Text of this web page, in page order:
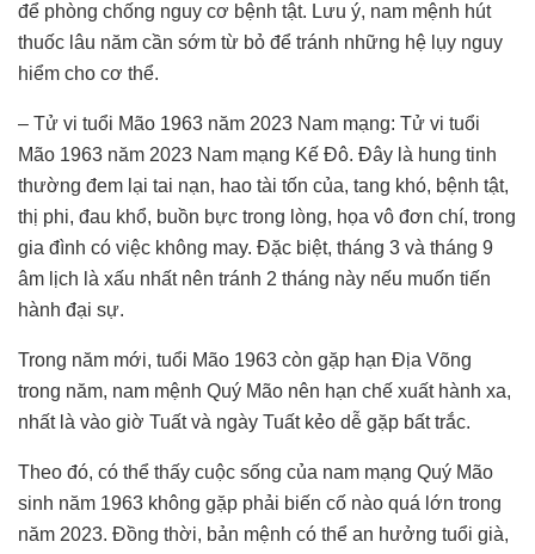
để phòng chống nguy cơ bệnh tật. Lưu ý, nam mệnh hút
thuốc lâu năm cần sớm từ bỏ để tránh những hệ lụy nguy
hiểm cho cơ thể.
– Tử vi tuổi Mão 1963 năm 2023 Nam mạng: Tử vi tuổi
Mão 1963 năm 2023 Nam mạng Kế Đô. Đây là hung tinh
thường đem lại tai nạn, hao tài tốn của, tang khó, bệnh tật,
thị phi, đau khổ, buồn bực trong lòng, họa vô đơn chí, trong
gia đình có việc không may. Đặc biệt, tháng 3 và tháng 9
âm lịch là xấu nhất nên tránh 2 tháng này nếu muốn tiến
hành đại sự.
Trong năm mới, tuổi Mão 1963 còn gặp hạn Địa Võng
trong năm, nam mệnh Quý Mão nên hạn chế xuất hành xa,
nhất là vào giờ Tuất và ngày Tuất kẻo dễ gặp bất trắc.
Theo đó, có thể thấy cuộc sống của nam mạng Quý Mão
sinh năm 1963 không gặp phải biến cố nào quá lớn trong
năm 2023. Đồng thời, bản mệnh có thể an hưởng tuổi già,